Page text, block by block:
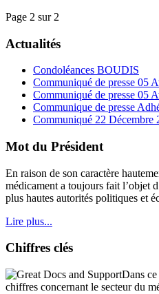
Page 2 sur 2
Actualités
Condoléances BOUDIS
Communiqué de presse 05
Communiqué de presse 05
Communique de presse
Communiqué 22 Décembre
Mot du Président
En raison de son caractère
médicament a toujours fait l’objet
plus hautes autorités politiques et
Lire plus...
Chiffres clés
Dans
chiffres concernant le secteur du